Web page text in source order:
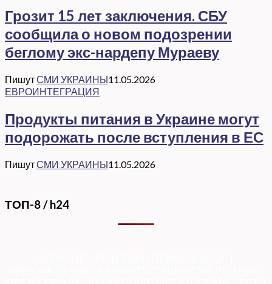
Грозит 15 лет заключения. СБУ
сообщила о новом подозрении
беглому экс-нардепу Мураеву
ПишутСМИ УКРАИНЫ11.05.2026
ЕВРОИНТЕГРАЦИЯ
Продукты питания в Украине могут
подорожать после вступления в ЕС
ПишутСМИ УКРАИНЫ11.05.2026
ТОП-8 / h24